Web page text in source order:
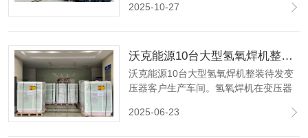
庆沃克能源十九周年的璀璨华章。
2025-10-27
沃克能源10台大型氢氧焊机整装待发变压器客户
沃克能源10台大型氢氧焊机整装待发变
压器客户生产车间。氢氧焊机在变压器
接，铜转接头焊接，高低压端子、引线
2025-06-23